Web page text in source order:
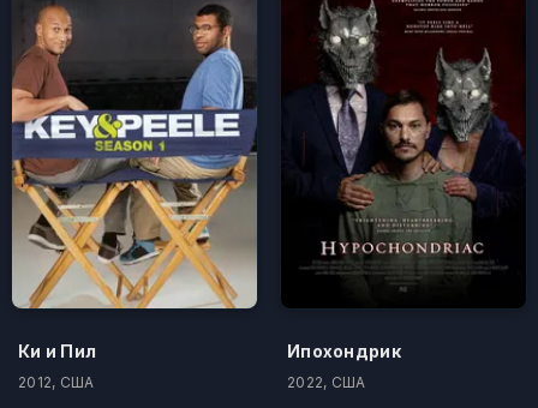
Ки и Пил
2012, США
Ипохондрик
2022, США